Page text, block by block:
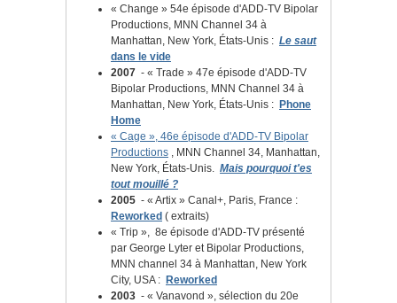
« Change » 54e épisode d'ADD-TV Bipolar
Productions, MNN Channel 34 à
Manhattan, New York, États-Unis : Le saut
dans le vide
2007 - « Trade » 47e épisode d'ADD-TV
Bipolar Productions, MNN Channel 34 à
Manhattan, New York, États-Unis : Phone
Home
« Cage », 46e épisode d'ADD-TV Bipolar
Productions , MNN Channel 34, Manhattan,
New York, États-Unis. Mais pourquoi t'es
toutmouillé ?
2005 - « Artix » Canal+, Paris, France :
Reworked ( extraits)
« Trip », 8e épisode d'ADD-TV présenté
par George Lyter et Bipolar Productions,
MNN channel 34 à Manhattan, New York
City, USA : Reworked
2003 - « Vanavond », sélection du 20e